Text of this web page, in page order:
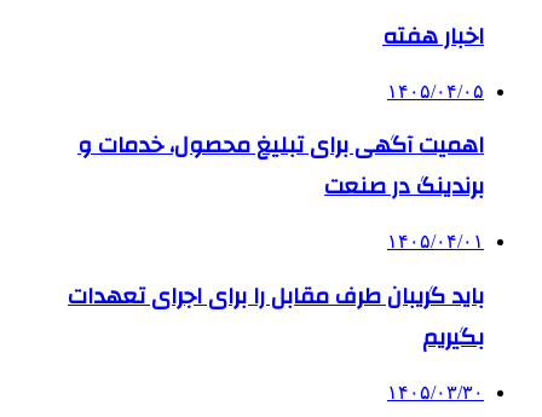
اخبار هفته
۱۴۰۵/۰۴/۰۵
اهمیت آگهی برای تبلیغ محصول، خدمات و
برندینگ در صنعت
۱۴۰۵/۰۴/۰۱
باید گریبان طرف مقابل را برای اجرای تعهدات
بگیریم
۱۴۰۵/۰۳/۳۰